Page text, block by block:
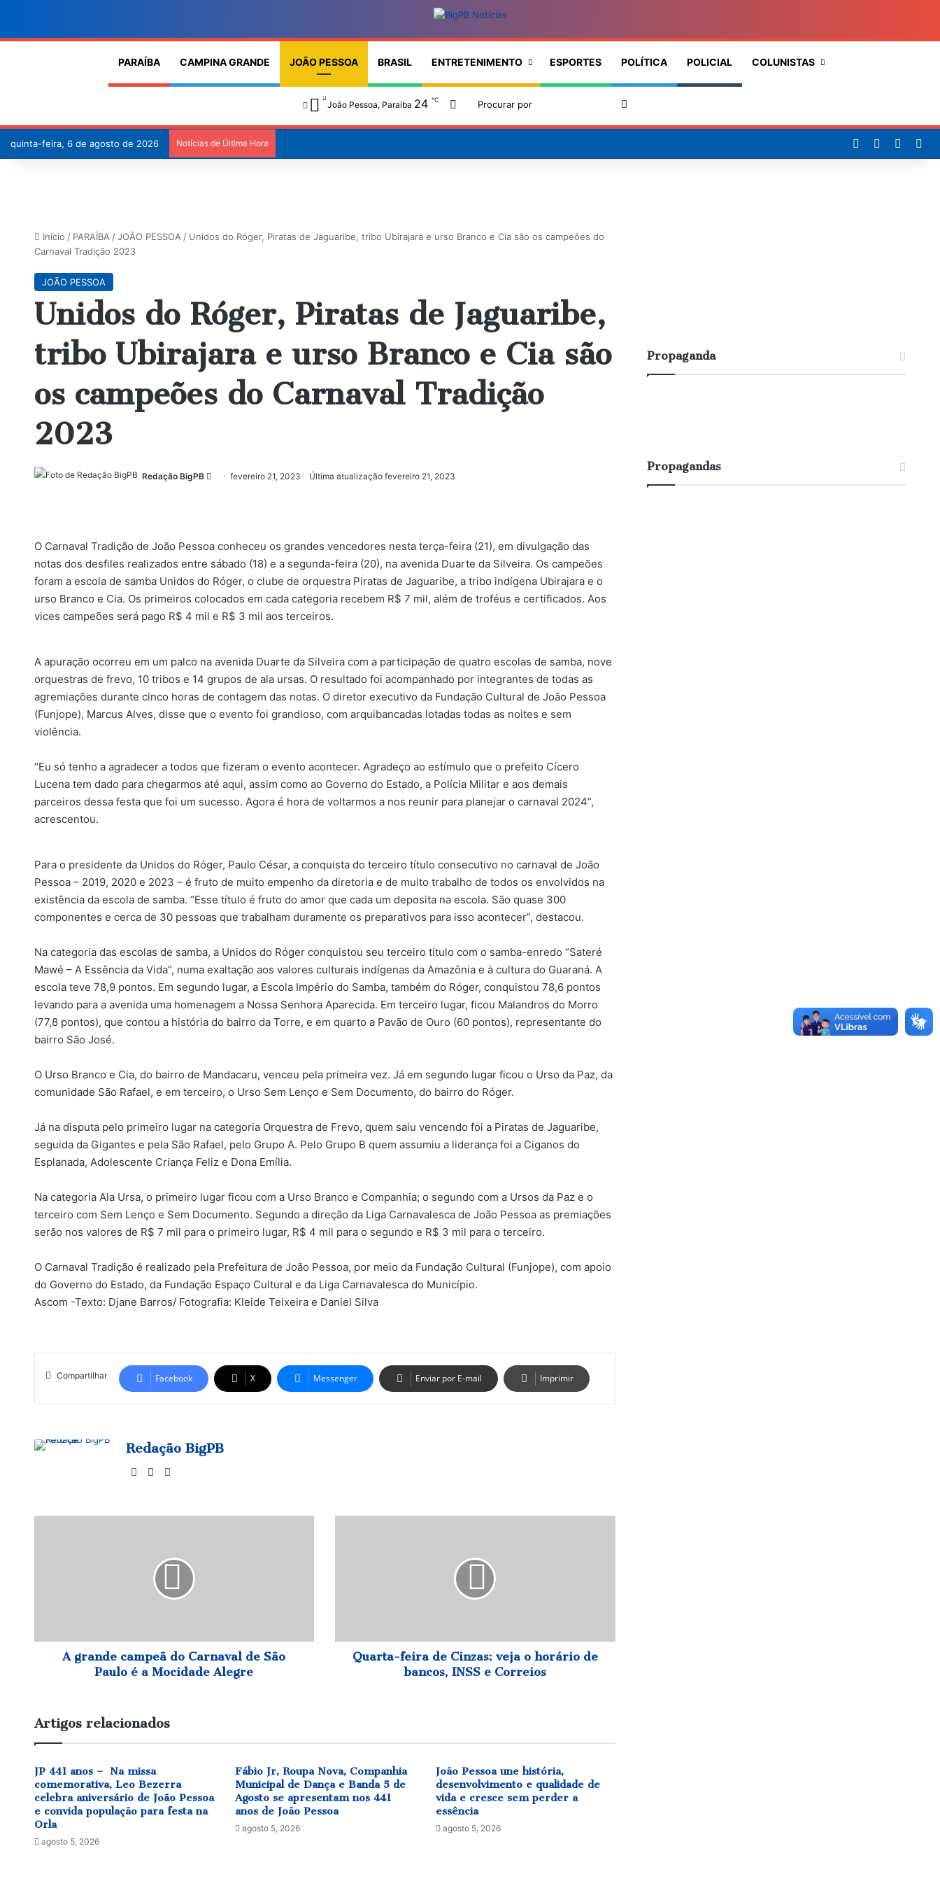
PARAÍBA CAMPINA GRANDE JOÃO PESSOA BRASIL ENTRETENIMENTO ESPORTES POLÍTICA POLICIAL COLUNISTAS
João Pessoa, Paraíba 24 ℃ Switch skin
por
quinta-feira, 6 de agosto de 2026 Notícias de Última Hora Facebook
Início / PARAÍBA / JOÃO PESSOA / Unidos do Róger, Piratas de Jaguaribe, tribo Ubirajara e urso Branco e Cia são os campeões do
Carnaval Tradição 2023
JOÃO PESSOA
Unidos do Róger, Piratas de Jaguaribe,
tribo Ubirajara e urso Branco e Cia são
os campeões do Carnaval Tradição
2023
Redação BigPB Mandefevereiro 21, 2023 Última atualização fevereiro 21, 2023
O Carnaval Tradição de João Pessoa conheceu os grandes vencedores nesta terça-feira (21), em divulgação das
notas dos desfiles realizados entre sábado (18) e a segunda-feira (20), na avenida Duarte da Silveira. Os campeões
foram a escola de samba Unidos do Róger, o clube de orquestra Piratas de Jaguaribe, a tribo indígena Ubirajara e o
urso Branco e Cia. Os primeiros colocados em cada categoria recebem R$ 7 mil, além de troféus e certificados. Aos
vices campeões será pago R$ 4 mil e R$ 3 mil aos terceiros.
A apuração ocorreu em um palco na avenida Duarte da Silveira com a participação de quatro escolas de samba, nove
orquestras de frevo, 10 tribos e 14 grupos de ala ursas. O resultado foi acompanhado por integrantes de todas as
agremiações durante cinco horas de contagem das notas. O diretor executivo da Fundação Cultural de João Pessoa
(Funjope), Marcus Alves, disse que o evento foi grandioso, com arquibancadas lotadas todas as noites e sem
violência.
“Eu só tenho a agradecer a todos que fizeram o evento acontecer. Agradeço ao estímulo que o prefeito Cícero
Lucena tem dado para chegarmos até aqui, assim como ao Governo do Estado, a Polícia Militar e aos demais
parceiros dessa festa que foi um sucesso. Agora é hora de voltarmos a nos reunir para planejar o carnaval 2024”,
acrescentou.
Para o presidente da Unidos do Róger, Paulo César, a conquista do terceiro título consecutivo no carnaval de João
Pessoa – 2019, 2020 e 2023 – é fruto de muito empenho da diretoria e de muito trabalho de todos os envolvidos na
existência da escola de samba. “Esse título é fruto do amor que cada um deposita na escola. São quase 300
componentes e cerca de 30 pessoas que trabalham duramente os preparativos para isso acontecer”, destacou.
Na categoria das escolas de samba, a Unidos do Róger conquistou seu terceiro título com o samba-enredo “Sateré
Mawé – A Essência da Vida”, numa exaltação aos valores culturais indígenas da Amazônia e à cultura do Guaraná. A
escola teve 78,9 pontos. Em segundo lugar, a Escola Império do Samba, também do Róger, conquistou 78,6 pontos
levando para a avenida uma homenagem a Nossa Senhora Aparecida. Em terceiro lugar, ficou Malandros do Morro
(77,8 pontos), que contou a história do bairro da Torre, e em quarto a Pavão de Ouro (60 pontos), representante do
bairro São José.
O Urso Branco e Cia, do bairro de Mandacaru, venceu pela primeira vez. Já em segundo lugar ficou o Urso da Paz, da
comunidade São Rafael, e em terceiro, o Urso Sem Lenço e Sem Documento, do bairro do Róger.
Já na disputa pelo primeiro lugar na categoria Orquestra de Frevo, quem saiu vencendo foi a Piratas de Jaguaribe,
seguida da Gigantes e pela São Rafael, pelo Grupo A. Pelo Grupo B quem assumiu a liderança foi a Ciganos do
Esplanada, Adolescente Criança Feliz e Dona Emília.
Na categoria Ala Ursa, o primeiro lugar ficou com a Urso Branco e Companhia; o segundo com a Ursos da Paz e o
terceiro com Sem Lenço e Sem Documento. Segundo a direção da Liga Carnavalesca de João Pessoa as premiações
serão nos valores de R$ 7 mil para o primeiro lugar, R$ 4 mil para o segundo e R$ 3 mil para o terceiro.
O Carnaval Tradição é realizado pela Prefeitura de João Pessoa, por meio da Fundação Cultural (Funjope), com apoio
do Governo do Estado, da Fundação Espaço Cultural e da Liga Carnavalesca do Município.
Ascom -Texto: Djane Barros/ Fotografia: Kleide Teixeira e Daniel Silva
Compartilhar Facebook X Messenger Enviar por E-mail Imprimir
Redação BigPB
WebsiteFacebook
é
A grande campeã do Carnaval de São
Paulo é a Mocidade Alegre
bancos,
INSSQuarta-feira de Cinzas: veja o horário de
bancos, INSS e Correios
Artigos relacionados
JP 441 anos – Na missa
comemorativa, Leo Bezerra
celebra aniversário de João Pessoa
e convida população para festa na
Orla
agosto 5, 2026
Fábio Jr, Roupa Nova, Companhia
Municipal de Dança e Banda 5 de
Agosto se apresentam nos 441
anos de João Pessoa
agosto 5, 2026
João Pessoa une história,
desenvolvimento e qualidade de
vida e cresce sem perder a
essência
agosto 5, 2026
Propaganda
Propagandas